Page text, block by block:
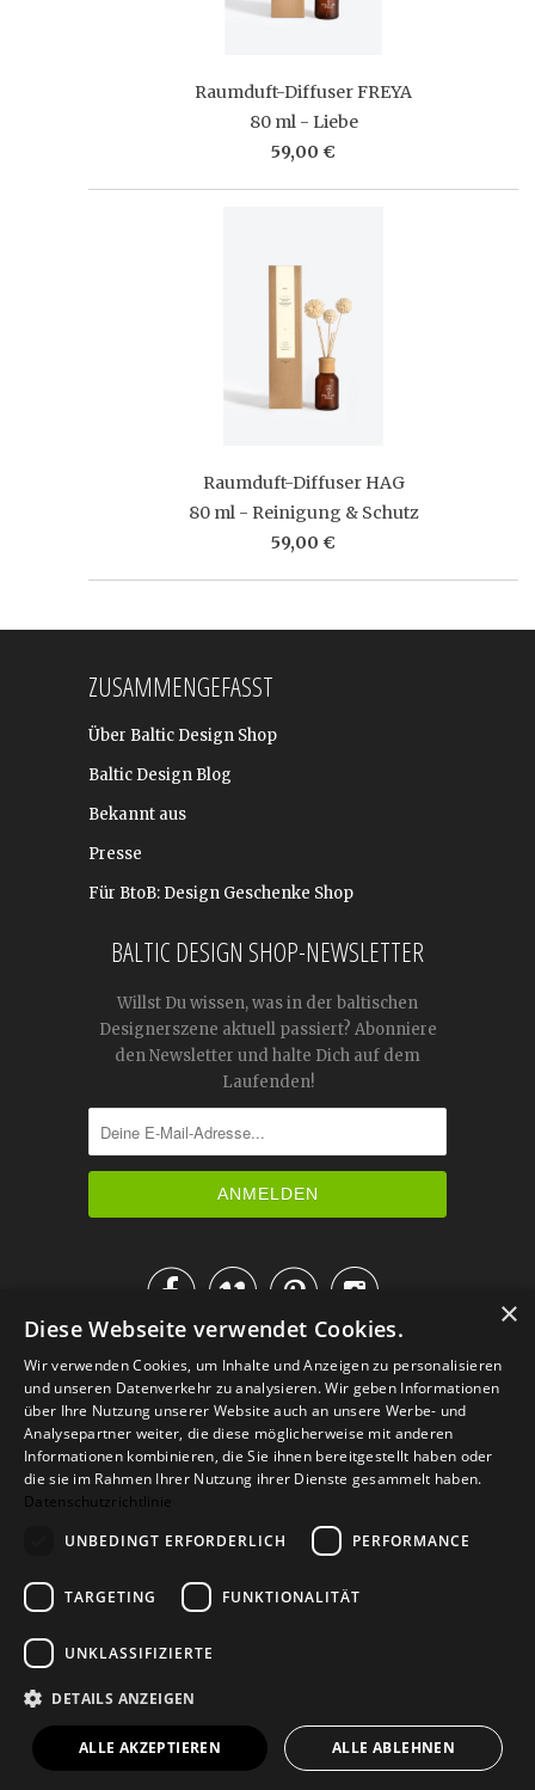
Raumduft-Diffuser FREYA
80 ml - Liebe
59,00 €
Raumduft-Diffuser HAG
80 ml - Reinigung & Schutz
59,00 €
ZUSAMMENGEFASST
Über Baltic Design Shop
Baltic Design Blog
Bekannt aus
Presse
Für BtoB: Design Geschenke Shop
BALTIC DESIGN SHOP-NEWSLETTER
Willst Du wissen, was in der baltischen
Designerszene aktuell passiert? Abonniere
den Newsletter und halte Dich auf dem
Laufenden!

IM KATALOG BLÄTTERN
Versand Zahlarten
Retoure
Widerrufsformular
© 2026Baltic Design Shop. Baltic Design Shop
×
Diese Webseite verwendet Cookies.
Wir verwenden Cookies, um Inhalte und Anzeigen zu personalisieren
und unseren Datenverkehr zu analysieren. Wir geben Informationen
über Ihre Nutzung unserer Website auch an unsere Werbe- und
Analysepartner weiter, die diese möglicherweise mit anderen
Informationen kombinieren, die Sie ihnen bereitgestellt haben oder
die sie im Rahmen Ihrer Nutzung ihrer Dienste gesammelt haben.
Datenschutzrichtlinie
UNBEDINGT ERFORDERLICH
PERFORMANCE
TARGETING FUNKTIONALITÄT
UNKLASSIFIZIERTE
DETAILS ANZEIGEN
ALLE AKZEPTIEREN ALLE ABLEHNEN